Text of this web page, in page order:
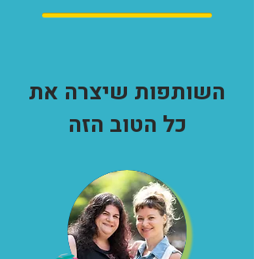
השותפות שיצרה את
כל הטוב הזה